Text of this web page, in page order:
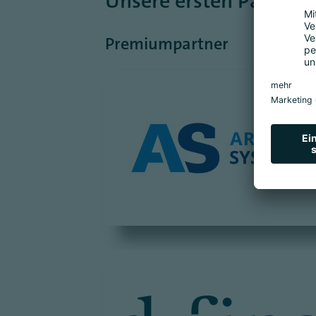
Premiumpartner